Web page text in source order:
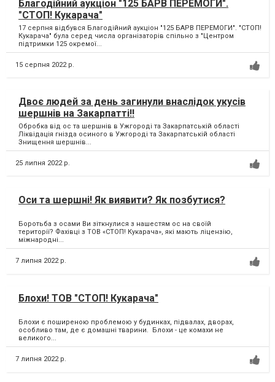
Благодійний аукціон "125 БАРВ ПЕРЕМОГИ".
"СТОП! Кукарача"
17 серпня відбувся Благодійний аукціон "125 БАРВ ПЕРЕМОГИ". "СТОП!
Кукарача" була серед числа організаторів спільно з "Центром
підтримки 125 окремої...
15 серпня 2022 р.
Двоє людей за день загинули внаслідок укусів
шершнів на Закарпатті‼
Обробка від ос та шершнів в Ужгороді та Закарпатській області
Ліквідація гнізда осиного в Ужгороді та Закарпатській області
Знищення шершнів...
25 липня 2022 р.
Оси та шершні! Як виявити? Як позбутися?
Боротьба з осами Ви зіткнулися з нашестям ос на своїй
території? Фахівці з ТОВ «СТОП! Кукарача», які мають ліцензію,
міжнародні...
7 липня 2022 р.
Блохи! ТОВ "СТОП! Кукарача"
Блохи є поширеною проблемою у будинках, підвалах, дворах,
особливо там, де є домашні тварини. Блохи - це комахи не
великого...
7 липня 2022 р.